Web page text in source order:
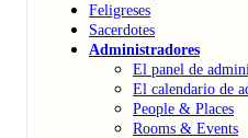
Feligreses
Sacerdotes
Administradores
El panel de
El calendario de
People & Places
Rooms & Events